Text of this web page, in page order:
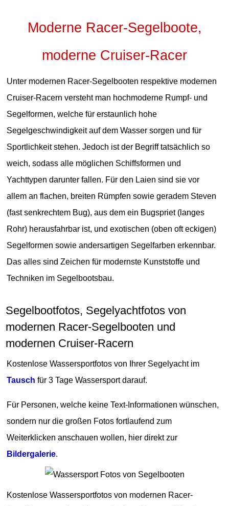
Moderne Racer-Segelboote,
moderne Cruiser-Racer
Unter modernen Racer-Segelbooten respektive modernen
Cruiser-Racern versteht man hochmoderne Rumpf- und
Segelformen, welche für erstaunlich hohe
Segelgeschwindigkeit auf dem Wasser sorgen und für
Sportlichkeit stehen. Jedoch ist der Begriff tatsächlich so
weich, sodass alle möglichen Schiffsformen und
Yachttypen darunter fallen. Für den Laien sind sie vor
allem an flachen, breiten Rümpfen sowie geradem Steven
(fast senkrechtem Bug), aus dem ein Bugspriet (langes
Rohr) herausfahrbar ist, und exotischen (oben oft eckigen)
Segelformen sowie andersartigen Segelfarben erkennbar.
Das alles sind Zeichen für modernste Kunststoffe und
Techniken im Segelbootsbau.
Segelbootfotos, Segelyachtfotos von
modernen Racer-Segelbooten und
modernen Cruiser-Racern
Kostenlose Wassersportfotos von Ihrer Segelyacht im
Tausch für 3 Tage Wassersport darauf.
Für Personen, welche keine Text-Informationen wünschen,
sondern nur die großen Fotos fortlaufend zum
Weiterklicken anschauen wollen, hier direkt zur
Bildergalerie.
Kostenlose Wassersportfotos von modernen Racer-